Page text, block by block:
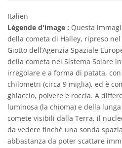
Italien
Légende d'image : Questa
della cometa di Halley, ripreso
Giotto dell’Agenzia Spaziale
della cometa nel Sistema Solare
irregolare e a forma di patata,
chilometri (circa 9 miglia), ed è
ghiaccio, polvere e roccia. A
luminosa (la chioma) e della
comete visibili dalla Terra, il
da vedere finché una sonda
abbastanza da poter scattare